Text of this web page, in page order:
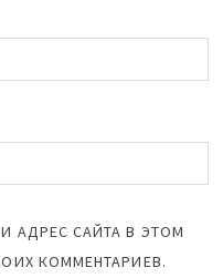
АДРЕС САЙТА В ЭТОМ
КОММЕНТАРИЕВ.